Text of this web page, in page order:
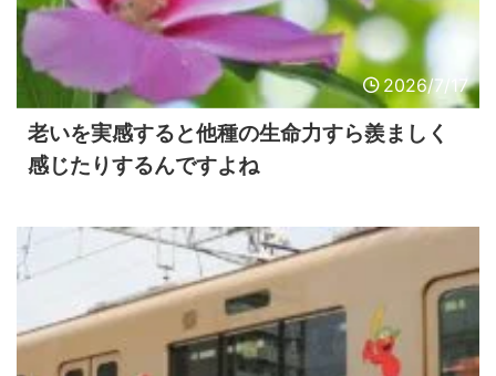
2026/7/17
老いを実感すると他種の生命力すら羨ましく
感じたりするんですよね